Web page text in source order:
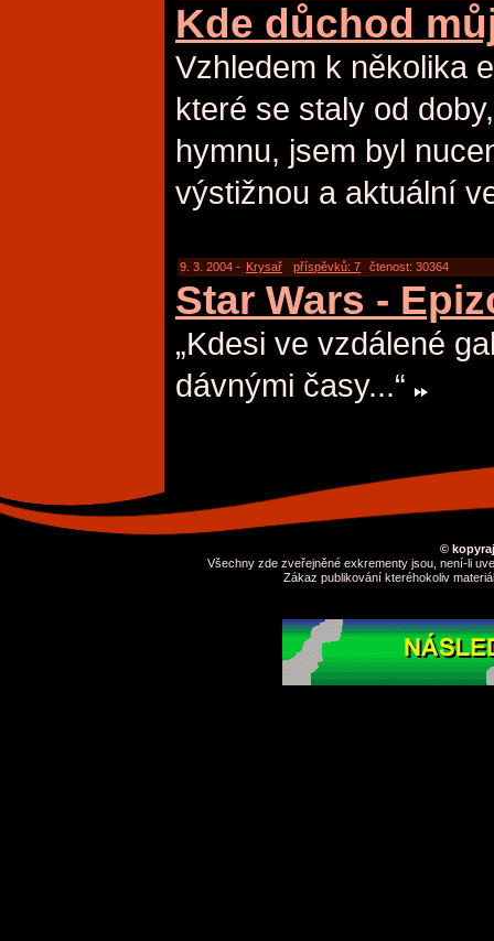
Kde důchod
Vzhledem k několika
které se staly od
hymnu, jsem byl
výstižnou a aktuální
9. 3. 2004 - Krysař příspěvků: 7 čtenost: 30364
Star Wars -
„Kdesi ve vzdálené
dávnými časy...“
©
Všechny zde zveřejněné exkrementy jsou, není-li
Zákaz publikování kteréhokoliv